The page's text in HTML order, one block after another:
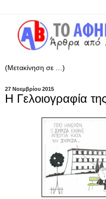
27 Νοεμβρίου 2015
Η Γελοιογραφία